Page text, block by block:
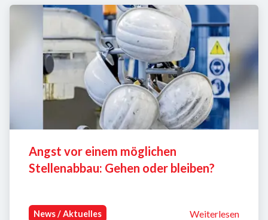
Angst vor einem möglichen
Stellenabbau: Gehen oder bleiben?
News / Aktuelles Weiterlesen